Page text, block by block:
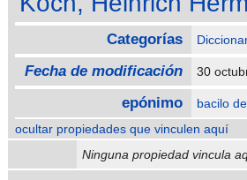
Categorías
Fecha de modificación 30
epónimo
bacilo
ocultar propiedades que vinculen aquí
Ninguna propiedad vincula